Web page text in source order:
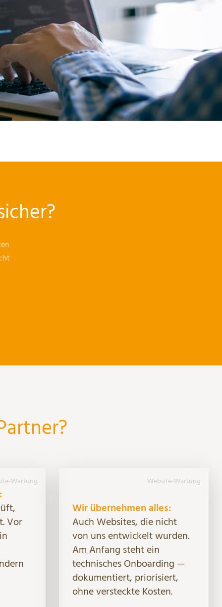
Wartung
Vor
Website-Wartung
Wir übernehmen alles:
Auch Websites, die nicht
von uns entwickelt wurden.
Am Anfang steht ein
technisches Onboarding —
dokumentiert, priorisiert,
ohne versteckte Kosten.